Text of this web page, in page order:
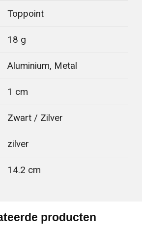
Toppoint
18 g
Aluminium, Metal
1 cm
Zwart / Zilver
zilver
14.2 cm
producten